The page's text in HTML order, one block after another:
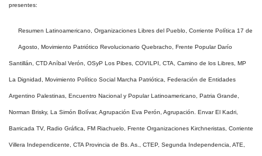
presentes:
Resumen Latinoamericano, Organizaciones Libres del Pueblo, Corriente Política 17 de
Agosto, Movimiento Patriótico Revolucionario Quebracho, Frente Popular Darío
Santillán, CTD Aníbal Verón, OSyP Los Pibes, COVILPI, CTA, Camino de los Libres, MP
La Dignidad, Movimiento Político Social Marcha Patriótica, Federación de Entidades
Argentino Palestinas, Encuentro Nacional y Popular Latinoamericano, Patria Grande,
Norman Brisky, La Simón Bolívar, Agrupación Eva Perón, Agrupación. Envar El Kadri,
Barricada TV, Radio Gráfica, FM Riachuelo, Frente Organizaciones Kirchneristas, Corriente
Villera Independicente, CTA Provincia de Bs. As., CTEP, Segunda Independencia, ATE,